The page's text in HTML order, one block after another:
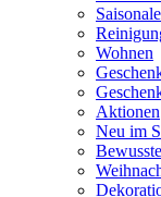
Wohnen
Aktionen
Neu im